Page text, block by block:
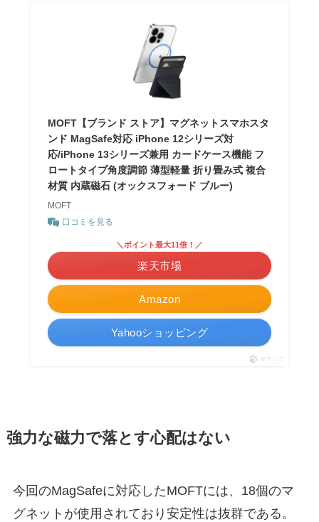
MOFT【ブランド ストア】マグネットスマホスタ
ンド MagSafe対応 iPhone 12シリーズ対
応/iPhone 13シリーズ兼用 カードケース機能 フ
ロートタイプ角度調節 薄型軽量 折り畳み式 複合
材質 内蔵磁石 (オックスフォード ブルー)
MOFT
口コミを見る
Amazon
＼ポイント最大11倍！／
楽天市場
Yahooショッピング
ポチップ
強力な磁力で落とす心配はない
今回のMagSafeに対応したMOFTには、18個のマ
グネットが使用されており安定性は抜群である。